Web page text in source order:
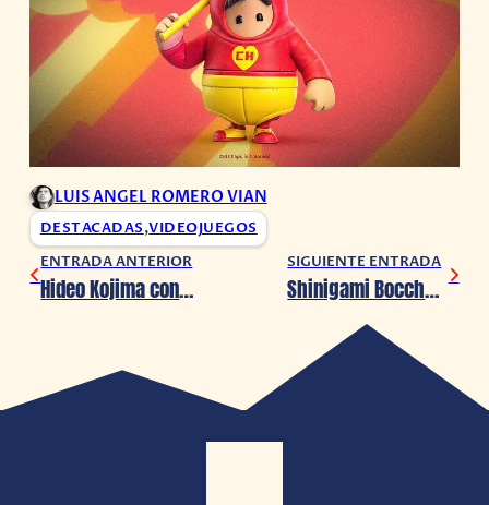
LUIS ANGEL ROMERO VIAN
DESTACADAS,VIDEOJUEGOS
ENTRADA ANTERIOR
Hideo Kojima considera demandar por fake news
SIGUIENTE ENTRADA
Shinigami Bocchan to Kuro Maid lanza el avance de su Temporada 2